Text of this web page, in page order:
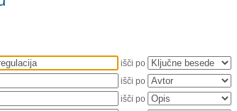
išči po
išči po
išči po